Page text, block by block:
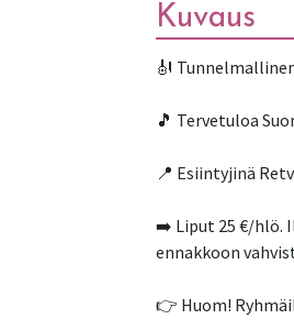
Kuvaus
🎻
🎵 Tervetuloa
📍 Esiintyjinä
➡️ Liput 25 €/hlö.
ennakkoon
👉 Huom!